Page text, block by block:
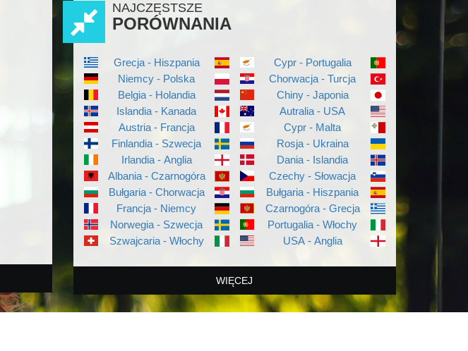
NAJCZĘSTSZE
PORÓWNANIA
Grecja - Hiszpania
Niemcy - Polska
Belgia - Holandia
Islandia - Kanada
Austria - Francja
Finlandia - Szwecja
Irlandia - Anglia
Albania - Czarnogóra
Bułgaria - Chorwacja
Francja - Niemcy
Norwegia - Szwecja
Szwajcaria - Włochy
Cypr - Portugalia
Chorwacja - Turcja
Chiny - Japonia
Autralia - USA
Cypr - Malta
Rosja - Ukraina
Dania - Islandia
Czechy - Słowacja
Bułgaria - Hiszpania
Czarnogóra - Grecja
Portugalia - Włochy
USA - Anglia
WIĘCEJ